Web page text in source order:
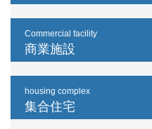
Commercial facility
商業施設
housing complex
集合住宅